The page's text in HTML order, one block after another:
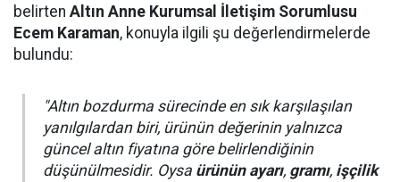
belirten Altın Anne Kurumsal İletişim Sorumlusu
Ecem Karaman, konuyla ilgili şu değerlendirmelerde
bulundu:
"Altın bozdurma sürecinde en sık karşılaşılan
yanılgılardan biri, ürünün değerinin yalnızca
güncel altın fiyatına göre belirlendiğinin
düşünülmesidir. Oysa ürünün ayarı, gramı, işçilik